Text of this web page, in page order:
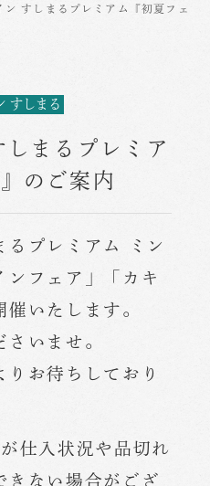
ン すしまるプレミアム『初夏フェ
すしまる
まるプレミア
のご案内
るプレミアム ミン
ンフェア」「カキ
催いたします。
いませ。
お待ちしており
仕入状況や品切れ
きない場合がござ